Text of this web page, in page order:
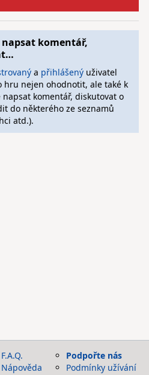
komentář,
a přihlášenýuživatel
hru nejen ohodnotit, ale také k
komentář, diskutovat o
do některého ze seznamů
atd.).
F.A.Q.
Nápověda
Podpořte nás
Podmínky užívání